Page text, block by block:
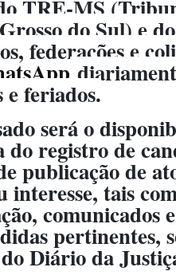
TRE-MS
do Sul) e
federações e
e feriados.
será o
do registro de
publicação de
interesse, tais
comunicados
pertinentes,
Diário da